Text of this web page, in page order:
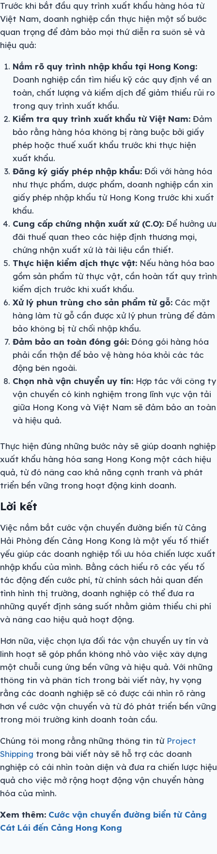
Trước khi bắt đầu quy trình xuất khẩu hàng hóa từ
Việt Nam, doanh nghiệp cần thực hiện một số bước
quan trọng để đảm bảo mọi thứ diễn ra suôn sẻ và
hiệu quả:
Nắm rõ quy trình nhập khẩu tại Hong Kong:
Doanh nghiệp cần tìm hiểu kỹ các quy định về an
toàn, chất lượng và kiểm dịch để giảm thiểu rủi ro
trong quy trình xuất khẩu.
Kiểm tra quy trình xuất khẩu từ Việt Nam:Đảm
bảo rằng hàng hóa không bị ràng buộc bởi giấy
phép hoặc thuế xuất khẩu trước khi thực hiện
xuất khẩu.
Đăng ký giấy phép nhập khẩu:Đối với hàng hóa
như thực phẩm, dược phẩm, doanh nghiệp cần xin
giấy phép nhập khẩu từ Hong Kong trước khi xuất
khẩu.
Cung cấp chứng nhận xuất xứ (C.O):Để hưởng ưu
đãi thuế quan theo các hiệp định thương mại,
chứng nhận xuất xứ là tài liệu cần thiết.
Thực hiện kiểm dịch thực vật:Nếu hàng hóa bao
gồm sản phẩm từ thực vật, cần hoàn tất quy trình
kiểm dịch trước khi xuất khẩu.
Xử lý phun trùng cho sản phẩm từ gỗ:Các mặt
hàng làm từ gỗ cần được xử lý phun trùng để đảm
bảo không bị từ chối nhập khẩu.
Đảm bảo an toàn đóng gói:Đóng gói hàng hóa
phải cẩn thận để bảo vệ hàng hóa khỏi các tác
động bên ngoài.
Chọn nhà vận chuyển uy tín:Hợp tác với công ty
vận chuyển có kinh nghiệm trong lĩnh vực vận tải
giữa Hong Kong và Việt Nam sẽ đảm bảo an toàn
và hiệu quả.
Thực hiện đúng những bước này sẽ giúp doanh nghiệp
xuất khẩu hàng hóa sang Hong Kong một cách hiệu
quả, từ đó nâng cao khả năng cạnh tranh và phát
triển bền vững trong hoạt động kinh doanh.
Lời kết
Việc nắm bắt cước vận chuyển đường biển từ Cảng
Hải Phòng đến Cảng Hong Kong là một yếu tố thiết
yếu giúp các doanh nghiệp tối ưu hóa chiến lược xuất
nhập khẩu của mình. Bằng cách hiểu rõ các yếu tố
tác động đến cước phí, từ chính sách hải quan đến
tình hình thị trường, doanh nghiệp có thể đưa ra
những quyết định sáng suốt nhằm giảm thiểu chi phí
và nâng cao hiệu quả hoạt động.
Hơn nữa, việc chọn lựa đối tác vận chuyển uy tín và
linh hoạt sẽ góp phần không nhỏ vào việc xây dựng
một chuỗi cung ứng bền vững và hiệu quả. Với những
thông tin và phân tích trong bài viết này, hy vọng
rằng các doanh nghiệp sẽ có được cái nhìn rõ ràng
hơn về cước vận chuyển và từ đó phát triển bền vững
trong môi trường kinh doanh toàn cầu.
Chúng tôi mong rằng những thông tin từ Project
Shipping trong bài viết này sẽ hỗ trợ các doanh
nghiệp có cái nhìn toàn diện và đưa ra chiến lược hiệu
quả cho việc mở rộng hoạt động vận chuyển hàng
hóa của mình.
Xem thêm: Cước vận chuyển đường biển từ Cảng
Cát Lái đến Cảng Hong Kong